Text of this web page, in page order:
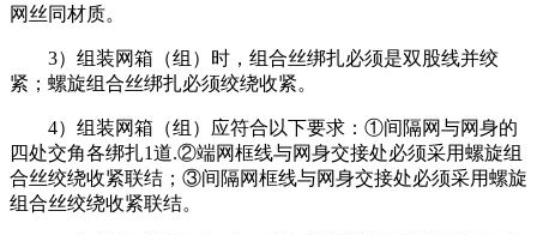
网丝同材质。
3）组装网箱（组）时，组合丝绑扎必须是双股线并绞
紧；螺旋组合丝绑扎必须绞绕收紧。
4）组装网箱（组）应符合以下要求：①间隔网与网身的
四处交角各绑扎1道.②端网框线与网身交接处必须采用螺旋组
合丝绞绕收紧联结；③间隔网框线与网身交接处必须采用螺旋
组合丝绞绕收紧联结。